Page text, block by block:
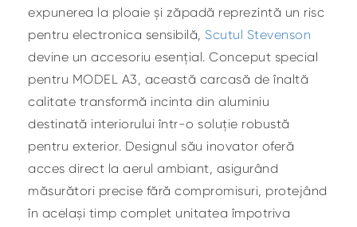
expunerea la ploaie și zăpadă reprezintă un risc
pentru electronica sensibilă, Scutul Stevenson
devine un accesoriu esențial. Conceput special
pentru MODEL A3, această carcasă de înaltă
calitate transformă incinta din aluminiu
destinată interiorului într-o soluție robustă
pentru exterior. Designul său inovator oferă
acces direct la aerul ambiant, asigurând
măsurători precise fără compromisuri, protejând
în același timp complet unitatea împotriva